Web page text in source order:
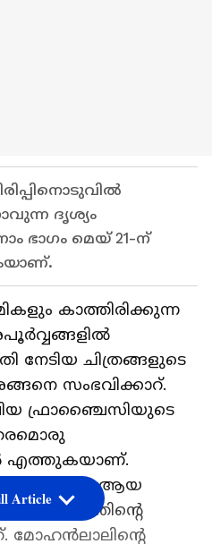
ദൃശ്യം
ഭാഗം മെയ് 21-ന്
കാത്തിരിക്കുന്ന
നേടിയ ചിത്രങ്ങളുടെ
സംഭവിക്കാറ്.
ഫ്രാഞ്ചൈസിയുടെ
എത്തുകയാണ്.
പോപ്പുലര്‍ ആയ
ദൃശ്യത്തിന്‍റെ
മോഹന്‍ലാലിന്‍റെ
Article